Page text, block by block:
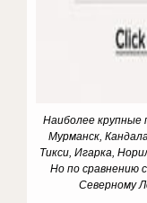
Наиболее
Мурманск,
Тикси, Игарка,
Но по сравнению
Северному